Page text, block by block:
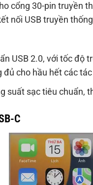
cổng 30-pin truyền
nối USB truyền
USB 2.0, với tốc độ
đủ cho hầu hết các
suất sạc tiêu chuẩn,
C